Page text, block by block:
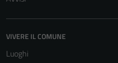
VIVERE IL COMUNE
Luoghi